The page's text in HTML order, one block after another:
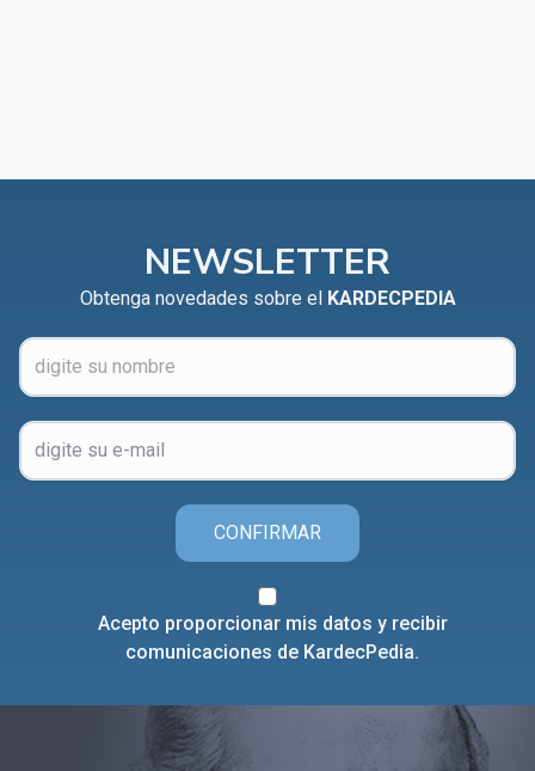
NEWSLETTER
Obtenga novedades sobre el KARDECPEDIA
CONFIRMAR
Acepto proporcionar mis datos y recibir
comunicaciones de KardecPedia.